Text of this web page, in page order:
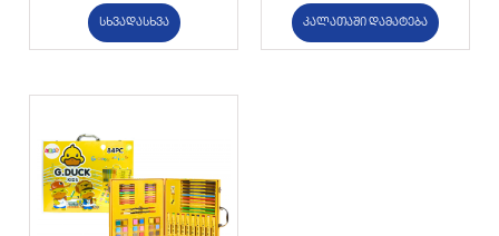
სხვადასხვა კალათაში დამატება